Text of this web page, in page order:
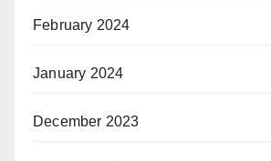
February 2024
January 2024
December 2023